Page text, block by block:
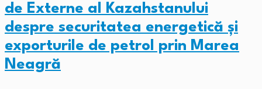
de Externe al Kazahstanului
despre securitatea energetică și
exporturile de petrol prin Marea
Neagră